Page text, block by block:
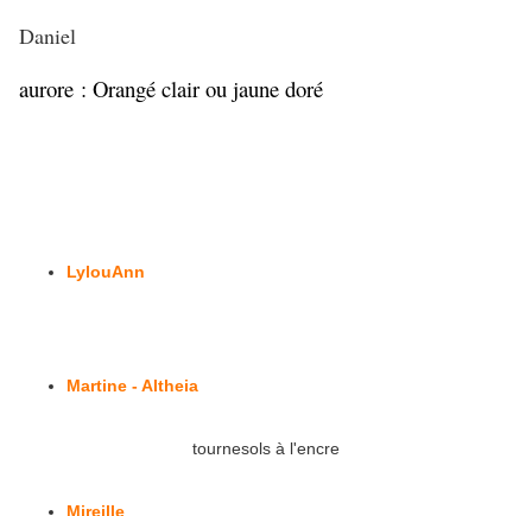
Daniel
aurore : Orangé clair ou jaune doré
LylouAnn
Martine - Altheia
tournesols à l'encre
Mireille